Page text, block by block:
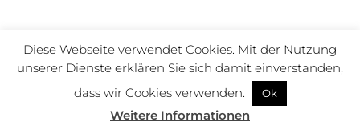
Diese Webseite verwendet Cookies. Mit der Nutzung
unserer Dienste erklären Sie sich damit einverstanden,
dass wir Cookies verwenden.
Ok
Weitere Informationen